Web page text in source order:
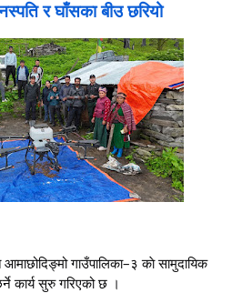
र घाँसका बीउ छरियो
आमाछोदिङ्मो गाउँपालिका–३ काे सामुदायिक
कार्य सुरु गरिएको छ ।